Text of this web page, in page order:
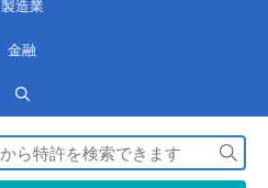
製造業
金融
検
索